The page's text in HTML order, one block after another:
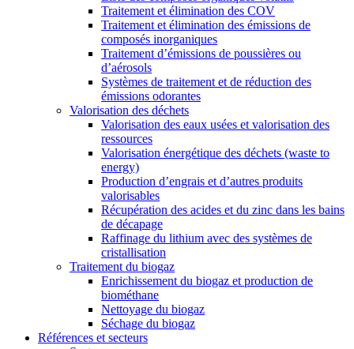
Traitement et élimination des COV
Traitement et élimination des émissions de
composés inorganiques
Traitement d’émissions de poussières ou
d’aérosols
Systèmes de traitement et de réduction des
émissions odorantes
Valorisation des déchets
Valorisation des eaux usées et valorisation des
ressources
Valorisation énergétique des déchets (waste to
energy)
Production d’engrais et d’autres produits
valorisables
Récupération des acides et du zinc dans les bains
de décapage
Raffinage du lithium avec des systèmes de
cristallisation
Traitement du biogaz
Enrichissement du biogaz et production de
biométhane
Nettoyage du biogaz
Séchage du biogaz
Références et secteurs